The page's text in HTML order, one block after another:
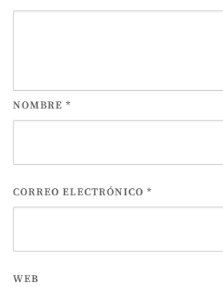
NOMBRE *
CORREO ELECTRÓNICO *
WEB